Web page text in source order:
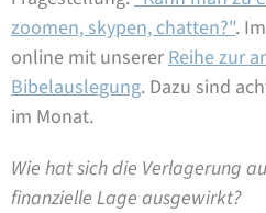
zoomen, skypen, chatten?".
online mit unserer Reihe zur
Bibelauslegung. Dazu sind
im Monat.
Wie hat sich die Verlagerung
finanzielle Lage ausgewirkt?